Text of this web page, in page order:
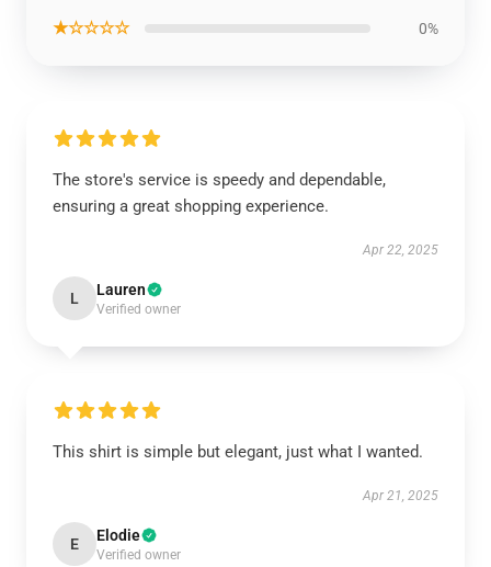
★☆☆☆☆ 0%
The store's service is speedy and dependable,
ensuring a great shopping experience.
Apr 22, 2025
L Lauren
Verified owner
This shirt is simple but elegant, just what I wanted.
Apr 21, 2025
E Elodie
Verified owner